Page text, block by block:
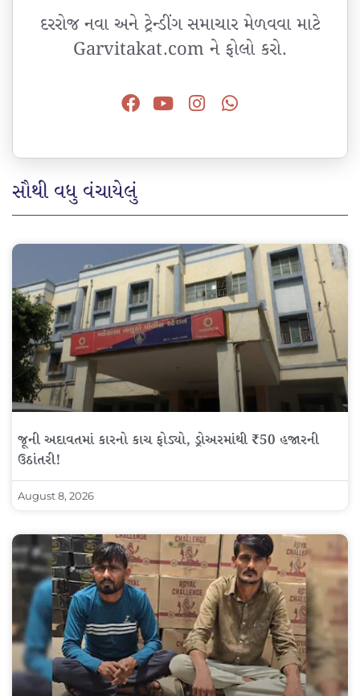
દરરોજ નવા અને ટ્રેન્ડીંગ સમાચાર મેળવવા માટે
Garvitakat.com ને ફોલો કરો.
સૌથી વધુ વંચાયેલું
જૂની અદાવતમાં કારનો કાચ ફોડ્યો, ડ્રોઅરમાંથી ₹50 હજારની
ઉઠાંતરી!
August 8, 2026